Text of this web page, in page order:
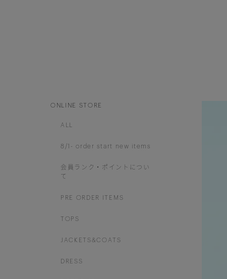
ONLINE STORE
ALL
8/1- order start new items
会員ランク・ポイントについ
て
PRE ORDER ITEMS
TOPS
JACKETS&COATS
DRESS